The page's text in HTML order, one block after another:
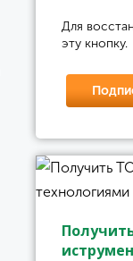
Для
эту кнопку.